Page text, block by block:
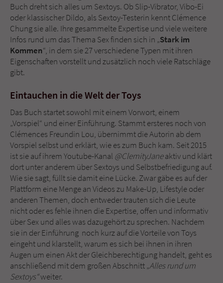
Buch dreht sich alles um Sextoys. Ob Slip-Vibrator, Vibo-Ei
oder klassischer Dildo, als Sextoy-Testerin kennt Clémence
Chung sie alle. Ihre gesammelte Expertise und viele weitere
Infos rund um das Thema Sex finden sich in „Stark im
Kommen“, in dem sie 27 verschiedene Typen mit ihren
Eigenschaften vorstellt und zusätzlich noch viele Ratschläge
gibt.
Eintauchen in die Welt der Toys
Das Buch startet sowohl mit einem Vorwort, einem
„Vorspiel“ und einer Einführung. Stammt ersteres noch von
Clémences Freundin Lou, übernimmt die Autorin ab dem
Vorspiel selbst und erklärt, wie es zum Buch kam. Seit 2015
ist sie auf ihrem Youtube-Kanal @ClemityJaneaktiv und klärt
dort unter anderem über Sextoys und Selbstbefriedigung auf.
Wie sie sagt, füllt sie damit eine Lücke. Zwar gäbe es auf der
Plattform eine Menge an Videos zu Make-Up, Lifestyle oder
anderen Themen, doch entweder trauten sich die Leute
nicht oder es fehle ihnen die Expertise, offen und informativ
über Sex und alles was dazugehört zu sprechen. Nachdem
sie in der Einführung noch kurz auf die Vorteile von Toys
eingeht und klarstellt, warum es sich bei ihnen in ihren
Augen um einen Akt der Gleichberechtigung handelt, geht es
anschließend mit dem großen Abschnitt „Alles rund um
Sextoys“weiter.